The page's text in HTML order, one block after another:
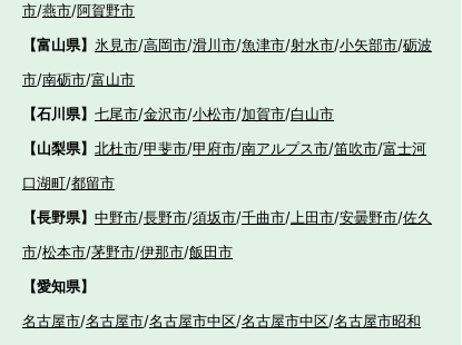
市/燕市/阿賀野市
【富山県】 氷見市/高岡市/滑川市/魚津市/射水市/小矢部市/砺波
市/南砺市/富山市
【石川県】 七尾市/金沢市/小松市/加賀市/白山市
【山梨県】 北杜市/甲斐市/甲府市/南アルプス市/笛吹市/富士河
口湖町/都留市
【長野県】 中野市/長野市/須坂市/千曲市/上田市/安曇野市/佐久
市/松本市/茅野市/伊那市/飯田市
【愛知県】
名古屋市/名古屋市/名古屋市中区/名古屋市中区/名古屋市昭和